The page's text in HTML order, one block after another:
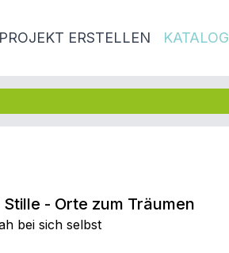
PROJEKT ERSTELLEN KATALOG
- Orte zum Träumen
bei sich selbst